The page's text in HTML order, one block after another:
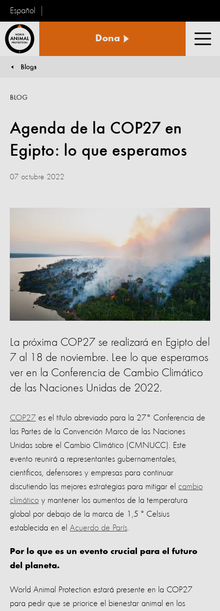
Español
Animal
Dona
You are here:
Blogs
Agenda de la COP27 en
Egipto: lo que esperamos
BLOG
07 octubre 2022
La próxima COP27 se realizará en Egipto del
7 al 18 de noviembre. Lee lo que esperamos
ver en la Conferencia de Cambio Climático
de las Naciones Unidas de 2022.
COP27 es el título abreviado para la 27ª Conferencia de
las Partes de la Convención Marco de las Naciones
Unidas sobre el Cambio Climático (CMNUCC). Este
evento reunirá a representantes gubernamentales,
científicos, defensores y empresas para continuar
discutiendo las mejores estrategias para mitigar el cambio
climático y mantener los aumentos de la temperatura
global por debajo de la marca de 1,5 ° Celsius
establecida en el Acuerdo de París
Por lo que es un evento crucial para el futuro
del planeta.
World Animal Protection estará presente en la COP27
para pedir que se priorice el bienestar animal en los